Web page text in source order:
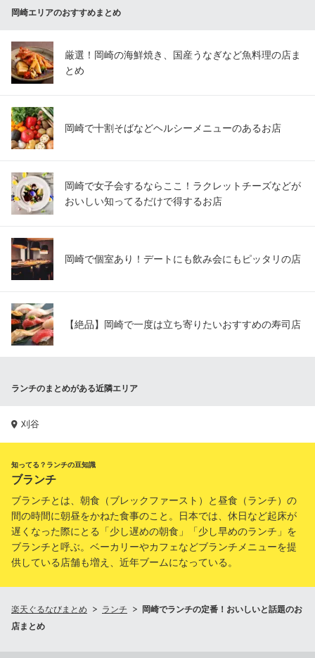
愛知環状鉄道北岡崎駅 徒歩12分
岡崎エリアのおすすめまとめ
厳選！岡崎の海鮮焼き、国産うなぎなど魚料理の店ま
とめ
岡崎で十割そばなどヘルシーメニューのあるお店
岡崎で女子会するならここ！ラクレットチーズなどが
おいしい知ってるだけで得するお店
岡崎で個室あり！デートにも飲み会にもピッタリの店
【絶品】岡崎で一度は立ち寄りたいおすすめの寿司店
ランチのまとめがある近隣エリア
刈谷
知ってる？ランチの豆知識
ブランチ
ブランチとは、朝食（ブレックファースト）と昼食（ランチ）の
間の時間に朝昼をかねた食事のこと。日本では、休日など起床が
遅くなった際にとる「少し遅めの朝食」「少し早めのランチ」を
ブランチと呼ぶ。ベーカリーやカフェなどブランチメニューを提
供している店舗も増え、近年ブームになっている。
楽天ぐるなびまとめ ランチ
岡崎でランチの定番！おいしいと話題のお
店まとめ